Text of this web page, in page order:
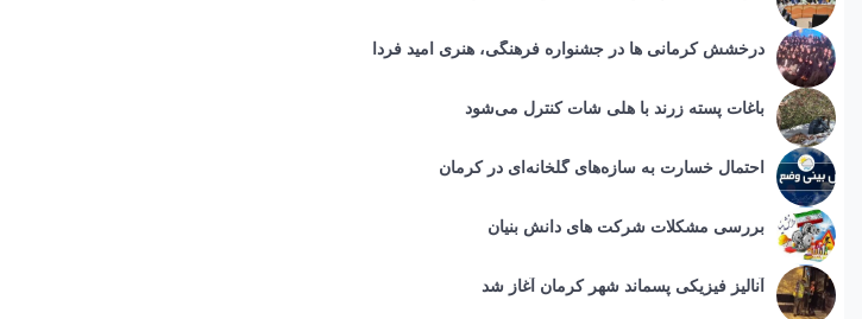
درخشش کرمانی ها در جشنواره فرهنگی، هنری امید فردا
باغات پسته زرند با هلی شات کنترل می‌شود
احتمال خسارت به ساز‌ه‌های گلخانه‌ای در کرمان
بررسی مشکلات شرکت های دانش بنیان
آنالیز فیزیکی پسماند شهر کرمان آغاز شد